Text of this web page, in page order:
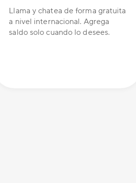
Llama y chatea de forma gratuita
a nivel internacional. Agrega
saldo solo cuando lo desees.